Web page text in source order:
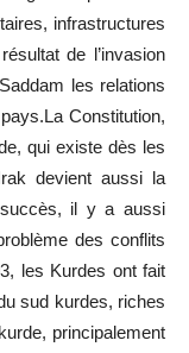
infrastructures
de l’invasion
les relations
Constitution,
qui existe dès les
devient aussi la
il y a aussi
des conflits
les Kurdes ont fait
sud kurdes, riches
principalement